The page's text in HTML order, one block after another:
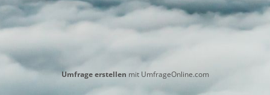
Umfrage erstellen mit UmfrageOnline.com